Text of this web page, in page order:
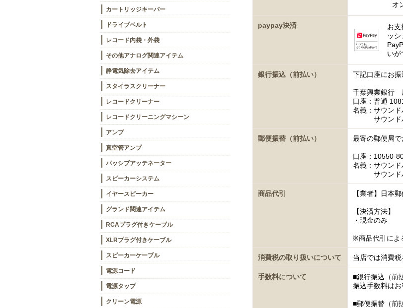
カートリッジキーパー
ドライブベルト
レコード内袋・外袋
その他アナログ関連アイテム
静電気除去アイテム
スタイラスクリーナー
レコードクリーナー
レコードクリーニングマシーン
アンプ
真空管アンプ
パッシブアッテネーター
スピーカーシステム
イヤースピーカー
グランド関連アイテム
RCAプラグ付きケーブル
XLRプラグ付きケーブル
スピーカーケーブル
電源コード
電源タップ
クリーン電源
オ
paypay決済
お支
ッシ
いが
銀行振込（前払い） 下記口座にお振
千葉興業銀行
口座：普通
名義：サウン
サウンドハ
郵便振替（前払い） 最寄の郵便局で
口座：10550-
名義：サウン
サウンドハ
商品代引 【業者】日本
【決済方法】
・現金のみ
※商品代引によ
消費税の取り扱いについて 当店では消費税
手数料について
■銀行振込（前
振込手数料はお
■郵便振替（前